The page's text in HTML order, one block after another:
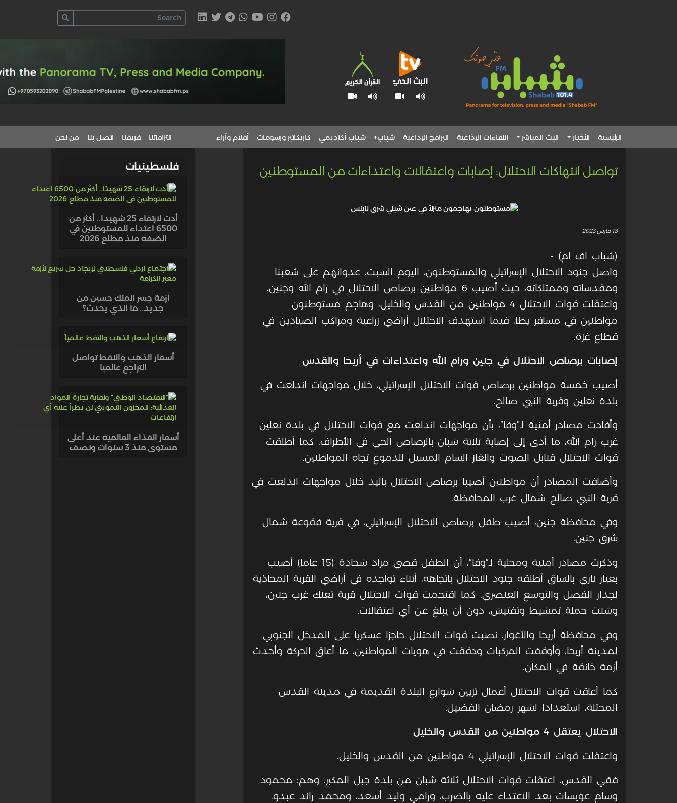
الرئيسية الأخبار البث المباشر اللقاءات الإذاعية البرامج الإذاعية شباب+ شباب أكاديمي كاريكاتير ورسومات أقلام وآراء التزاماتنا فريقنا اتصل بنا من نحن
تواصل انتهاكات الاحتلال: إصابات واعتقالات واعتداءات من المستوطنين
18 مارس 2023
(شباب اف ام) -
واصل جنود الاحتلال الإسرائيلي والمستوطنون، اليوم السبت، عدوانهم على شعبنا
ومقدساته وممتلكاته، حيث أصيب 6 مواطنين برصاص الاحتلال في رام الله وجنين،
واعتقلت قوات الاحتلال 4 مواطنين من القدس والخليل، وهاجم مستوطنون
مواطنين في مسافر يطا، فيما استهدف الاحتلال أراضي زراعية ومراكب الصيادين في
قطاع غزة.
إصابات برصاص الاحتلال في جنين ورام الله واعتداءات في أريحا والقدس
أصيب خمسة مواطنين برصاص قوات الاحتلال الإسرائيلي، خلال مواجهات اندلعت في
بلدة نعلين وقرية النبي صالح.
وأفادت مصادر أمنية لـ”وفا”، بأن مواجهات اندلعت مع قوات الاحتلال في بلدة نعلين
غرب رام الله، ما أدى إلى إصابة ثلاثة شبان بالرصاص الحي في الأطراف. كما أطلقت
قوات الاحتلال قنابل الصوت والغاز السام المسيل للدموع تجاه المواطنين.
وأضافت المصادر أن مواطنين أصيبا برصاص الاحتلال باليد خلال مواجهات اندلعت في
قرية النبي صالح شمال غرب المحافظة.
وفي محافظة جنين، أصيب طفل برصاص الاحتلال الإسرائيلي، في قرية فقوعة شمال
شرق جنين.
وذكرت مصادر أمنية ومحلية لـ”وفا”، أن الطفل قصي مراد شحادة (15 عاما) أصيب
بعيار ناري بالساق أطلقه جنود الاحتلال باتجاهه، أثناء تواجده في أراضي القرية المحاذية
لجدار الفصل والتوسع العنصري. كما اقتحمت قوات الاحتلال قرية تعنك غرب جنين،
وشنت حملة تمشيط وتفتيش، دون أن يبلغ عن أي اعتقالات.
وفي محافظة أريحا والأغوار، نصبت قوات الاحتلال حاجزا عسكريا على المدخل الجنوبي
لمدينة أريحا، وأوقفت المركبات ودققت في هويات المواطنين، ما أعاق الحركة وأحدث
أزمة خانقة في المكان.
كما أعاقت قوات الاحتلال أعمال تزيين شوارع البلدة القديمة في مدينة القدس
المحتلة، استعدادا لشهر رمضان الفضيل.
الاحتلال يعتقل 4 مواطنين من القدس والخليل
واعتقلت قوات الاحتلال الإسرائيلي 4 مواطنين من القدس والخليل.
ففي القدس، اعتقلت قوات الاحتلال ثلاثة شبان من بلدة جبل المكبر، وهم: محمود
وسام عويسات بعد الاعتداء عليه بالضرب، ورامي وليد أسعد، ومحمد رائد عبدو.
فلسطينيات
أدت لارتقاء 25 شهيدًا.. أكثر من
6500 اعتداء للمستوطنين في
الضفة منذ مطلع 2026
أزمة جسر الملك حسين من
جديد.. ما الذي يحدث؟
أسعار الذهب والنفط تواصل
التراجع عالميا
أسعار الغذاء العالمية عند أعلى
مستوى منذ 3 سنوات ونصف